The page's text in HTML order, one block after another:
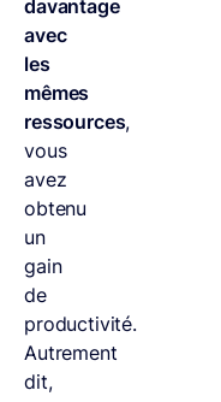
davantage
avec
les
mêmes
ressources,
vous
avez
obtenu
un
gain
de
productivité.
Autrement
dit,